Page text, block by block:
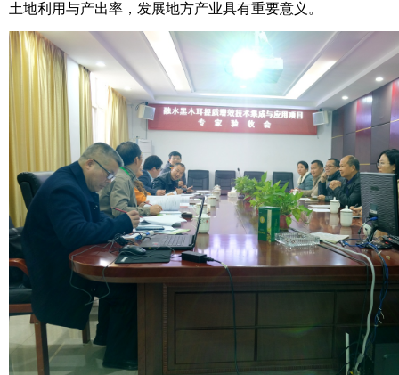
土地利用与产出率，发展地方产业具有重要意义。